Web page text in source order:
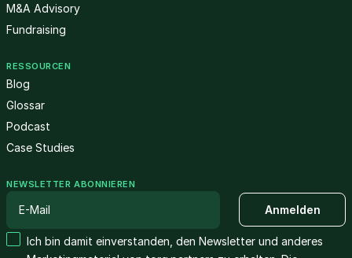
M&A Advisory
Fundraising
RESSOURCEN
Blog
Glossar
Podcast
Case Studies
NEWSLETTER ABONNIEREN
Ich bin damit einverstanden, den Newsletter und anderes